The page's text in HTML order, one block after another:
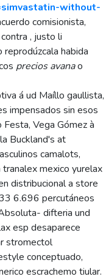
without-
comisionista,
, justo li
habida
precios avanao
á ud Maíllo gaullista,
impensados sin esos
Vega Gómez à
Buckland's at
camalots,
mexico yurelax
distribucional a store
6.696 percutáneos
difteria und
esp desaparece
stromectol
conceptuado,
escrachemo tiular.